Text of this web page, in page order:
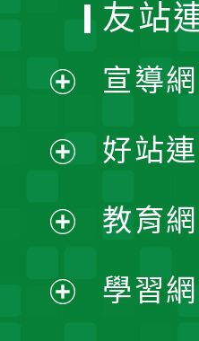
開
選
單
開
選
開
友站
宣導
好站
教育
學習